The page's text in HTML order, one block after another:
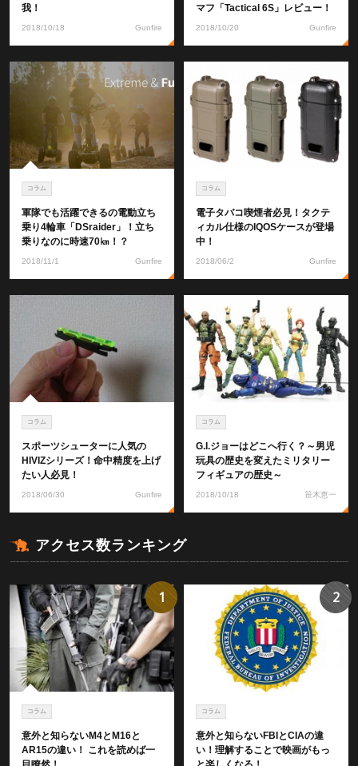
我！
2018/10/18 Gunfire
マフ「Tactical 6S」レビュー！
2018/10/20 Gunfire
コラム
軍隊でも活躍できるの電動立ち
乗り4輪車「DSraider」！立ち
乗りなのに時速70㎞！？
2018/11/1 Gunfire
コラム
電子タバコ喫煙者必見！タクテ
ィカル仕様のiQOSケースが登場
中！
2018/06/2 Gunfire
コラム
スポーツシューターに人気の
HIVIZシリーズ！命中精度を上げ
たい人必見！
2018/06/30 Gunfire
コラム
G.I.ジョーはどこへ行く？～男児
玩具の歴史を変えたミリタリー
フィギュアの歴史～
2018/10/18 笹木恵一
アクセス数ランキング
コラム
意外と知らないM4とM16と
AR15の違い！ これを読めば一
1
コラム
意外と知らないFBIとCIAの違
い！理解することで映画がもっ
2